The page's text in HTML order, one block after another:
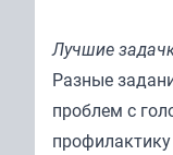
Лучшие
Разные
проблем с